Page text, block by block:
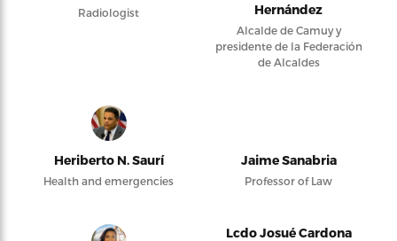
Radiologist
Hernández
Alcalde de Camuy y
presidente de la Federación
de Alcaldes
Heriberto N. Saurí
Health and emergencies
Jaime Sanabria
Professor of Law
Lcdo Josué Cardona